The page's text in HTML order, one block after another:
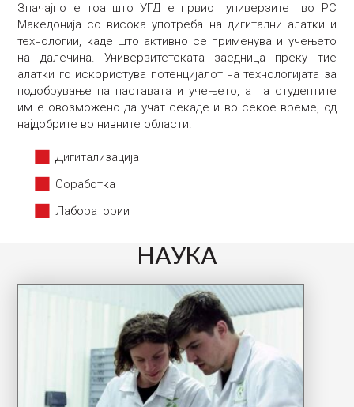
Значајно е тоа што УГД е првиот универзитет во РС
Македонија со висока употреба на дигитални алатки и
технологии, каде што активно се применува и учењето
на далечина. Универзитетската заедница преку тие
алатки го искористува потенцијалот на технологијата за
подобрување на наставата и учењето, а на студентите
им е овозможено да учат секаде и во секое време, од
најдобрите во нивните области.
Дигитализација
Соработка
Лаборатории
НАУКА